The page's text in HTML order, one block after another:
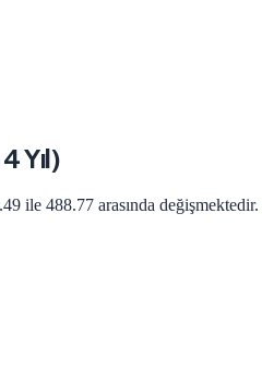
Yıl)
ile 488.77 arasında değişmektedir.